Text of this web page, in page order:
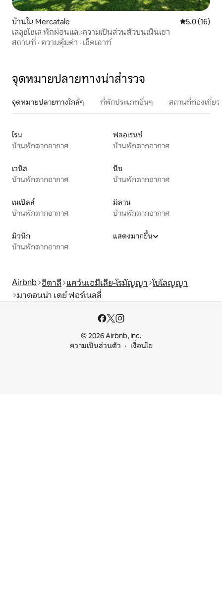
บ้านใน Mercatale คะแนนเฉลี่ย
5.0 (16)
เลลุชโชเล พักผ่อนและความเป็นส่วนตัวบนเนินเขา
สถานที่ · ความคุ้มค่า · เช็คเอาท์
จุดหมายปลายทางน่าสำรวจ
จุดหมายปลายทางใกล้ๆ ที่พักประเภทอื่นๆ สถานที่ท่องเที่ย
โรม
บ้านพักตากอากาศ
ฟลอเรนซ์
บ้านพักตากอากาศ
เวนิส
บ้านพักตากอากาศ
นีซ
บ้านพักตากอากาศ
เนเปิลส์
บ้านพักตากอากาศ
มิลาน
บ้านพักตากอากาศ
มิวนิก
บ้านพักตากอากาศ
แสดงมากขึ้น
Airbnb อิตาลี แคว้นเอมีเลีย-โรมัญญา โบโลญญา
มาดอนน่า เดย์ ฟอร์เนลลี่
© 2026 Airbnb, Inc.
ความเป็นส่วนตัว
เงื่อนไข